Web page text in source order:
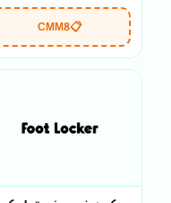
📋
CMM8